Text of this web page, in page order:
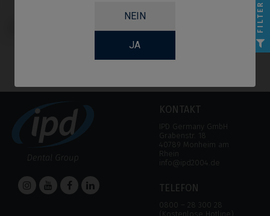
NEIN
JA
KONTAKT
IPD Germany GmbH
Grabenstr. 18
40789 Monheim am
Rhein
info@ipd2004.de
TELEFON
0800 – 28 300 28
(Kostenlose Hotline)
FILTER